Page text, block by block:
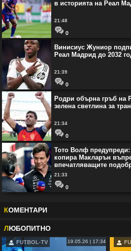
в историята на Реал
21:48
0
Винисиус Жуниор
Реал Мадрид до 2032
21:39
0
Родри обърна гръб на
зелена светлина за
21:34
0
Тото Волф
копира Макларън
впечатляващите
21:33
0
КОМЕНТАРИ
ЛЮБОПИТНО
FUTBOL-TV 19.05.26 | 17:34